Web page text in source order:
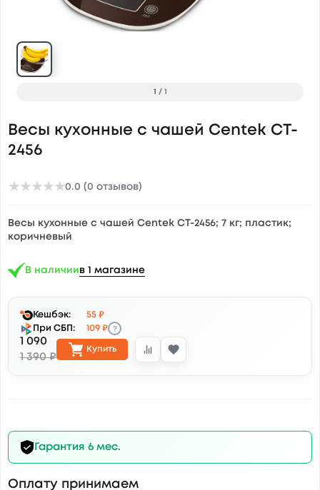
1 / 1
Весы кухонные с чашей Centek CT-
2456
★★★★★0.0 (0 отзывов)
Весы кухонные с чашей Centek CT-2456; 7 кг; пластик;
коричневый
В наличиив 1 магазине
Кешбэк:
55 ₽
При СБП:
109 ₽ ?
1 090
1 390 ₽
Купить
Гарантия 6 мес.
Оплату принимаем